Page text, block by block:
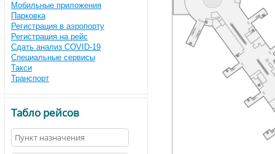
Мобильные приложения
Парковка
Регистрация в аэропорту
Регистрация на рейс
Сдать анализ COVID-19
Специальные сервисы
Такси
Транспорт
Табло рейсов